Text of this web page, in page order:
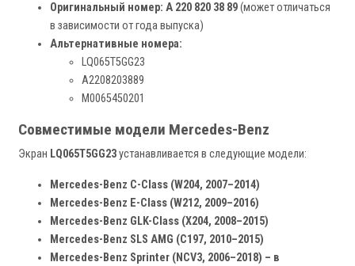
Оригинальный номер: A 220 820 38 89(может отличаться
в зависимости от года выпуска)
Альтернативные номера:
LQ065T5GG23
A2208203889
M0065450201
Совместимые модели Mercedes-Benz
Экран LQ065T5GG23устанавливается в следующие модели:
Mercedes-Benz C-Class (W204, 2007–2014)
Mercedes-Benz E-Class (W212, 2009–2016)
Mercedes-Benz GLK-Class (X204, 2008–2015)
Mercedes-Benz SLS AMG (C197, 2010–2015)
Mercedes-Benz Sprinter (NCV3, 2006–2018) – в